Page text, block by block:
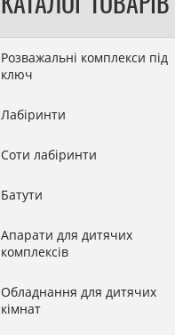
Розважальні комплекси під
ключ
Лабіринти
Соти лабіринти
Батути
Апарати для дитячих
комплексів
Обладнання для дитячих
кімнат